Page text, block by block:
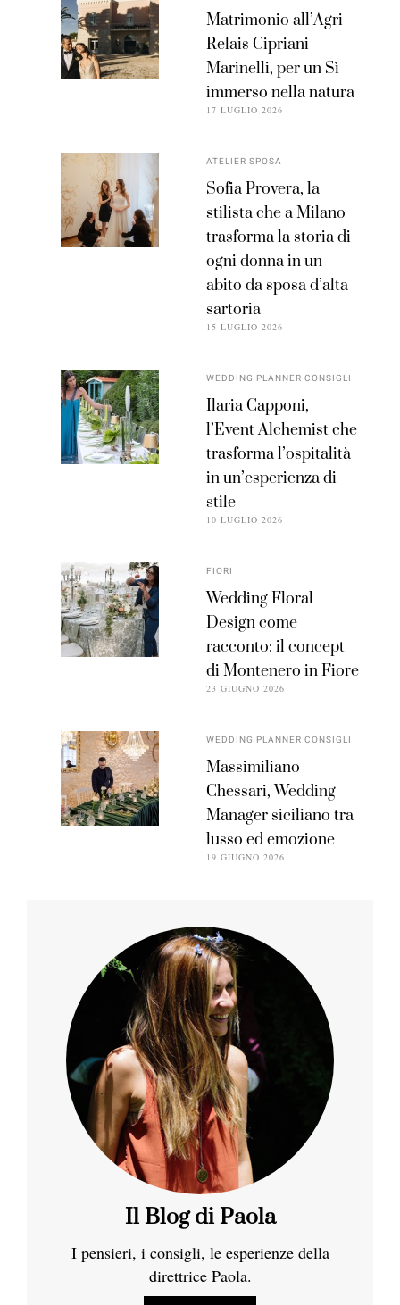
Matrimonio all’Agri
Relais Cipriani
Marinelli, per un Sì
immerso nella natura
17 LUGLIO 2026
ATELIER SPOSA
Sofia Provera, la
stilista che a Milano
trasforma la storia di
ogni donna in un
abito da sposa d’alta
sartoria
15 LUGLIO 2026
WEDDING PLANNER CONSIGLI
Ilaria Capponi,
l’Event Alchemist che
trasforma l’ospitalità
in un’esperienza di
stile
10 LUGLIO 2026
FIORI
Wedding Floral
Design come
racconto: il concept
di Montenero in Fiore
23 GIUGNO 2026
WEDDING PLANNER CONSIGLI
Massimiliano
Chessari, Wedding
Manager siciliano tra
lusso ed emozione
19 GIUGNO 2026
Il Blog di Paola
I pensieri, i consigli, le esperienze della
direttrice Paola.